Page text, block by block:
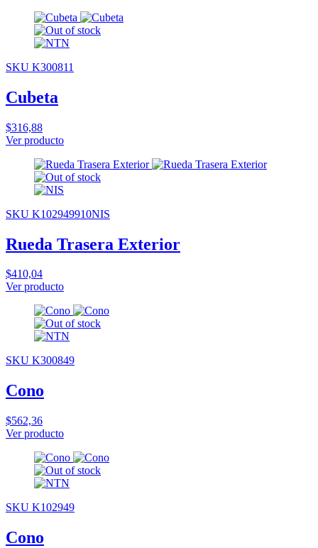
SKU K300811
Cubeta
$316,88
Ver producto
SKU K102949910NIS
Rueda Trasera Exterior
$410,04
Ver producto
SKU K300849
Cono
$562,36
Ver producto
SKU K102949
Cono